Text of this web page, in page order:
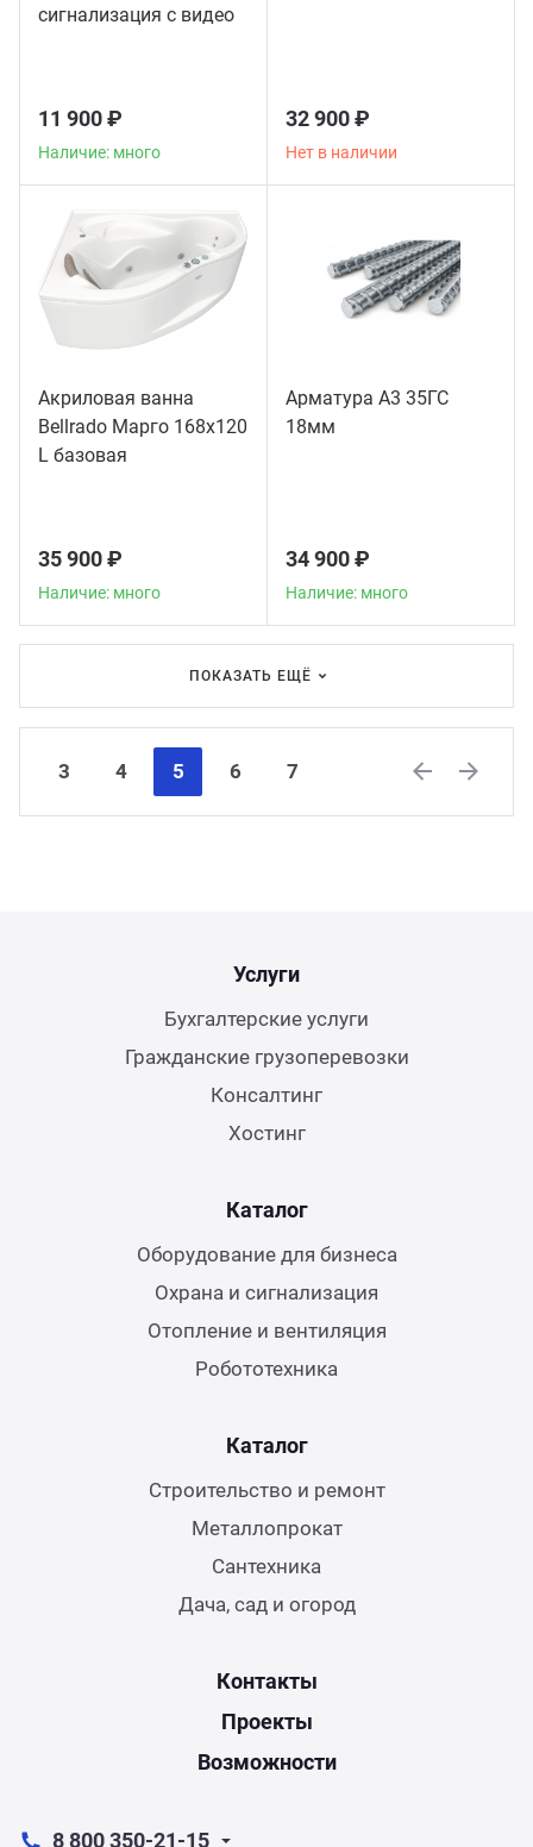
сигнализация с видео
11 900 ₽
Наличие: много
32 900 ₽
Нет в наличии
Акриловая ванна
Bellrado Марго 168x120
L базовая
35 900 ₽
Наличие: много
Арматура А3 35ГС
18мм
34 900 ₽
Наличие: много
ПОКАЗАТЬ ЕЩЁ
3 4 5 6
7
Услуги
Бухгалтерские услуги
Гражданские грузоперевозки
Консалтинг
Хостинг
Каталог
Оборудование для бизнеса
Охрана и сигнализация
Отопление и вентиляция
Робототехника
Каталог
Строительство и ремонт
Металлопрокат
Сантехника
Дача, сад и огород
Контакты
Проекты
Возможности
8 800 350-21-15